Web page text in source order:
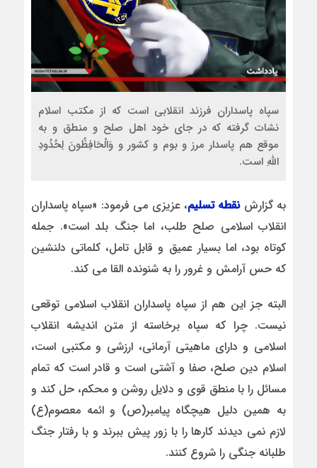
سپاه پاسداران فرزند انقلابی است که از مکتب اسلام
نشات گرفته که در جای خود اهل صلح و منطق و به
موقع هم پاسدار مرز و بوم و کشور و وَالْحَافِظُونَ لِحُدُودِ
اللّهِ است.
به گزارشنقطه تسلیم، عزیزی می فرمود: «سپاه پاسداران
انقلاب اسلامی صلح طلب، اما جنگ بلد است». جمله
کوتاه بود، اما بسیار عمیق و قابل تامل، کلماتی دلنشین
که حس آرامش و غرور را به شنونده القا می کند.
البته جز این هم از سپاه پاسداران انقلاب اسلامی توقعی
نیست. چرا که سپاه برخاسته از متن اندیشه انقلاب
اسلامی و دارای ماهیتی آرمانی، ارزشی و مکتبی است،
اسلام دین صلح، صفا و آشتى است و قادر است که تمام
مسائل را با منطق قوى و دلایل روشن و محکم، حل کند و
به همین دلیل هیچگاه پیامبر(ص) و ائمه معصوم(ع)
لازم نمى دیدند کارها را با زور پیش ببرند و با رفتار جنگ
طلبانه جنگى را شروع کنند.